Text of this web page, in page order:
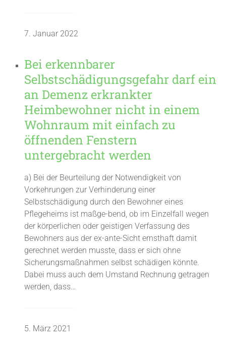
7. Januar 2022
Bei erkennbarer
Selbstschädigungsgefahr darf ein
an Demenz erkrankter
Heimbewohner nicht in einem
Wohnraum mit einfach zu
öffnenden Fenstern
untergebracht werden
a) Bei der Beurteilung der Notwendigkeit von
Vorkehrungen zur Verhinderung einer
Selbstschädigung durch den Bewohner eines
Pflegeheims ist maßge-bend, ob im Einzelfall wegen
der körperlichen oder geistigen Verfassung des
Bewohners aus der ex-ante-Sicht ernsthaft damit
gerechnet werden musste, dass er sich ohne
Sicherungsmaßnahmen selbst schädigen könnte.
Dabei muss auch dem Umstand Rechnung getragen
werden, dass…
5. März 2021